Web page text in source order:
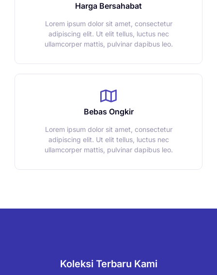
Harga Bersahabat
Lorem ipsum dolor sit amet, consectetur
adipiscing elit. Ut elit tellus, luctus nec
ullamcorper mattis, pulvinar dapibus leo.
Bebas Ongkir
Lorem ipsum dolor sit amet, consectetur
adipiscing elit. Ut elit tellus, luctus nec
ullamcorper mattis, pulvinar dapibus leo.
Koleksi Terbaru Kami